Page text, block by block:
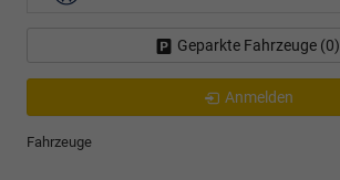
Geparkte Fahrzeuge (0)
Anmelden
Fahrzeuge